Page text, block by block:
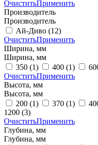
ОчиститьПрименить
Производитель
Производитель
Ай-Диво (12)
ОчиститьПрименить
Ширина, мм
Ширина, мм
350 (1) 400 (1)
ОчиститьПрименить
Высота, мм
Высота, мм
200 (1) 370 (1)
1200 (3)
ОчиститьПрименить
Глубина, мм
Глубина, мм